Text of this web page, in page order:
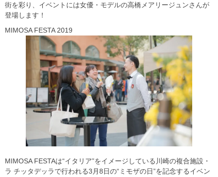
街を彩り、イベントには女優・モデルの高橋メアリージュンさんが
登場します！
MIMOSA FESTA 2019
MIMOSA FESTAは“イタリア”をイメージしている川崎の複合施設・
ラ チッタデッラで行われる3月8日の“ミモザの日”を記念するイベン